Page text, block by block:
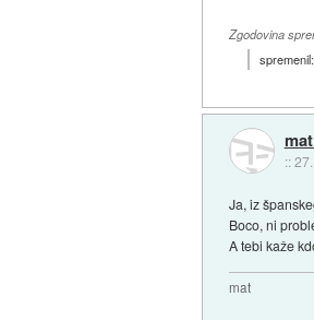
Zgodovina
::
Ja, iz
Boco, ni
A tebi kaže
mat